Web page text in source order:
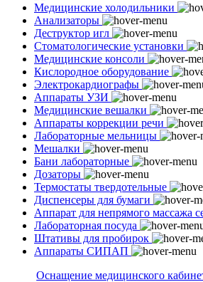
Медицинские холодильники
Анализаторы
Деструктор игл
Стоматологические установки
Медицинские консоли
Кислородное оборудование
Электрокардиографы
Аппараты УЗИ
Медицинские вешалки
Аппараты коррекции речи
Лабораторные мельницы
Мешалки
Бани лабораторные
Дозаторы
Термостаты твердотельные
Диспенсеры для бумаги
Аппарат для непрямого массажа
Лабораторная посуда
Штативы для пробирок
Аппараты СИПАП
Оснащение медицинского